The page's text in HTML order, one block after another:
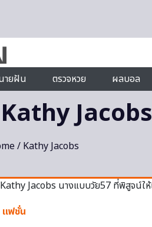
ายฝัน ตรวจหวย ผลบอล
Kathy Jacobs
/ Kathy Jacobs
แฟชั่น